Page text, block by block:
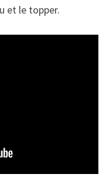
et le topper.